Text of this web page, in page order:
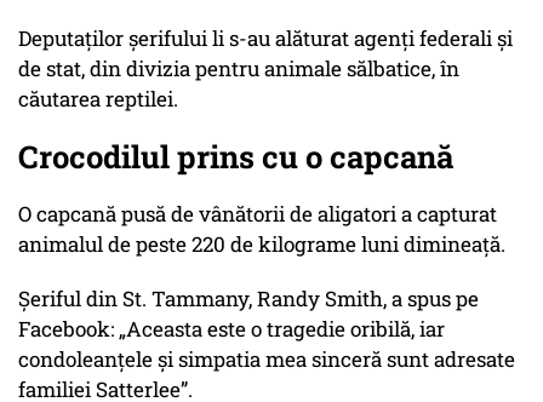
Deputaților șerifului li s-au alăturat agenți federali și
de stat, din divizia pentru animale sălbatice, în
căutarea reptilei.
Crocodilul prins cu o capcană
O capcană pusă de vânătorii de aligatori a capturat
animalul de peste 220 de kilograme luni dimineață.
Șeriful din St. Tammany, Randy Smith, a spus pe
Facebook: „Aceasta este o tragedie oribilă, iar
condoleanțele și simpatia mea sinceră sunt adresate
familiei Satterlee”.